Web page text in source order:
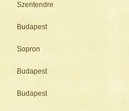
Szentendre
Budapest
Sopron
Budapest
Budapest